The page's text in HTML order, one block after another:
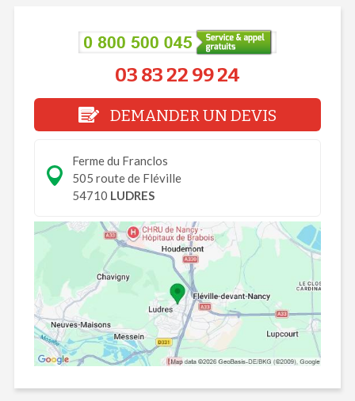
03 83 22 99 24
DEMANDER UN DEVIS
Ferme du Franclos
505 route de Fléville
54710 LUDRES